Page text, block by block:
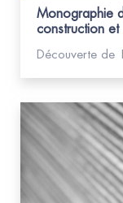
Monographie
construction et
Découverte de